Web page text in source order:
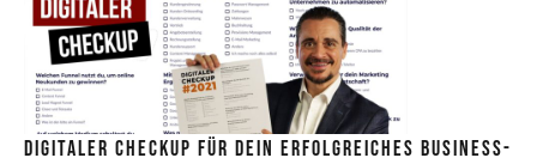
Digitaler CheckUp für dein erfolgreiches Business-